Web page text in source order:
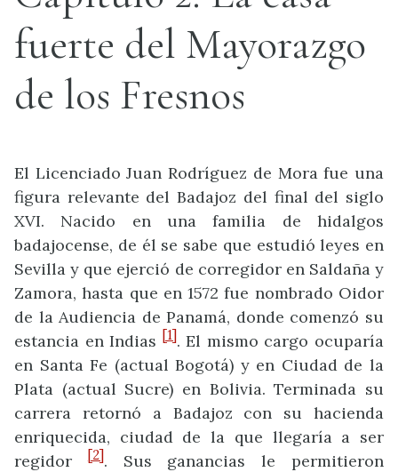
fuerte del Mayorazgo
de los Fresnos
El Licenciado Juan Rodríguez de Mora fue una
figura relevante del Badajoz del final del siglo
XVI. Nacido en una familia de hidalgos
badajocense, de él se sabe que estudió leyes en
Sevilla y que ejerció de corregidor en Saldaña y
Zamora, hasta que en 1572 fue nombrado Oidor
de la Audiencia de Panamá, donde comenzó su
estancia en Indias
[1] . El mismo cargo ocuparía
en Santa Fe (actual Bogotá) y en Ciudad de la
Plata (actual Sucre) en Bolivia. Terminada su
carrera retornó a Badajoz con su hacienda
enriquecida, ciudad de la que llegaría a ser
regidor [2] . Sus ganancias le permitieron